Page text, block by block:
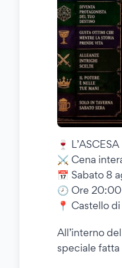
🍷
⚔️ Cena
📅 Sabato 8
🕗 Ore 20:00
📍 Castello
All’interno
speciale